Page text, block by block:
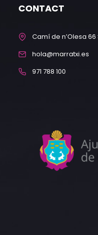
CONTACT
Camí de n’Olesa
hola@marratxi.es
971 788 100